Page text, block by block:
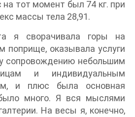
на тот момент был 74 кг. при
массы тела 28,91.
я сворачивала горы на
поприще, оказывала услуги
сопровождению небольшим
и индивидуальным
и плюс была основная
много. Я вся мыслями
На весы я, конечно,